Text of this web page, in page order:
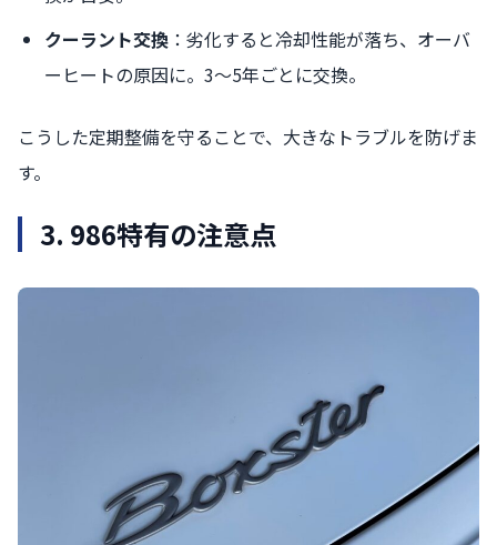
クーラント交換 ：劣化すると冷却性能が落ち、オーバ
ーヒートの原因に。3〜5年ごとに交換。
こうした定期整備を守ることで、大きなトラブルを防げま
す。
3. 986特有の注意点